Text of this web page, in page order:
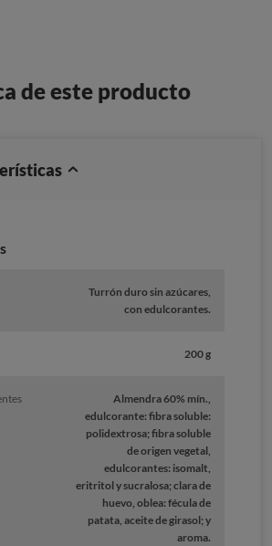
de este producto
Turrón duro sin azúcares,
con edulcorantes.
200 g
Almendra 60% mín.,
edulcorante: fibra soluble:
polidextrosa; fibra soluble
de origen vegetal,
edulcorantes: isomalt,
eritritol y sucralosa; clara de
huevo, oblea: fécula de
patata, aceite de girasol; y
aroma.